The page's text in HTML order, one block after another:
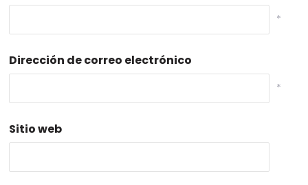
*
Dirección de correo electrónico
*
Sitio web